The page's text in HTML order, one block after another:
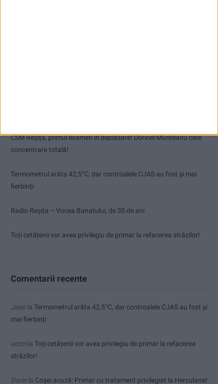
CSM Reșița, primul examen în deplasare! Dorinel Munteanu cere
concentrare totală!
Termometrul arăta 42,5°C, dar controalele CJAS au fost și mai
fierbinți
Radio Reșița – Vocea Banatului, de 30 de ani
Toți cetățenii vor avea privilegiu de primar la refacerea străzilor!
Comentarii recente
Jean la Termometrul arăta 42,5°C, dar controalele CJAS au fost și
mai fierbinți
uctmla Toți cetățenii vor avea privilegiu de primar la refacerea
străzilor!
Dorin la Coșei acuză: Primar cu tratament privilegiat la Herculane!